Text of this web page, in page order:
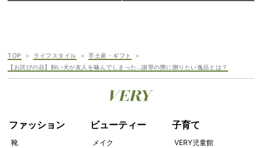
TOP ライフスタイル
手土産・ギフト
【お詫びの品】飼い犬が友人を噛んでしまった…謝罪の際に贈りたい逸品とは？
ファッション
靴
ビューティー
メイク
子育て
VERY児童館